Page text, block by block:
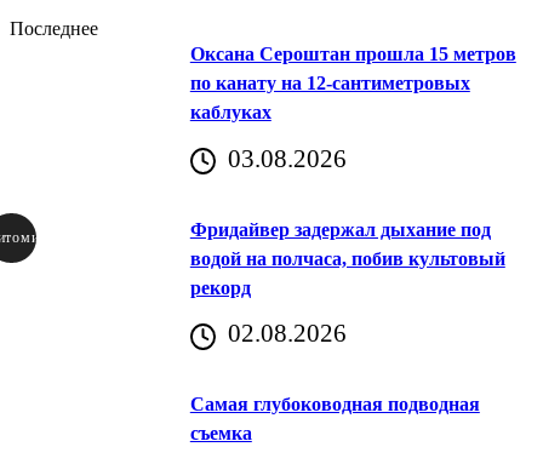
Последнее
Оксана Сероштан прошла 15 метров
по канату на 12-сантиметровых
каблуках
03.08.2026
Фридайвер задержал дыхание под
водой на полчаса, побив культовый
рекорд
02.08.2026
Самая глубоководная подводная
съемка